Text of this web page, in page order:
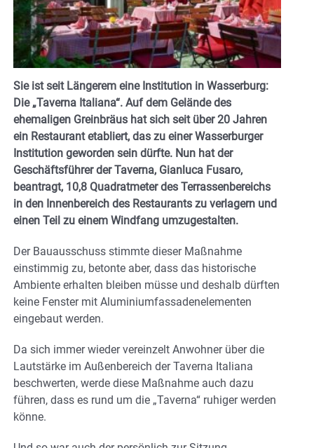
Sie ist seit Längerem eine Institution in Wasserburg:
Die „Taverna Italiana“. Auf dem Gelände des
ehemaligen Greinbräus hat sich seit über 20 Jahren
ein Restaurant etabliert, das zu einer Wasserburger
Institution geworden sein dürfte. Nun hat der
Geschäftsführer der Taverna, Gianluca Fusaro,
beantragt, 10,8 Quadratmeter des Terrassenbereichs
in den Innenbereich des Restaurants zu verlagern und
einen Teil zu einem Windfang umzugestalten.
Der Bauausschuss stimmte dieser Maßnahme
einstimmig zu, betonte aber, dass das historische
Ambiente erhalten bleiben müsse und deshalb dürften
keine Fenster mit Aluminiumfassadenelementen
eingebaut werden.
Da sich immer wieder vereinzelt Anwohner über die
Lautstärke im Außenbereich der Taverna Italiana
beschwerten, werde diese Maßnahme auch dazu
führen, dass es rund um die „Taverna“ ruhiger werden
könne.